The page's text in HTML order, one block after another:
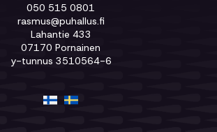
050 515 0801
rasmus@puhallus.fi
Lahantie 433
07170 Pornainen
y-tunnus 3510564-6